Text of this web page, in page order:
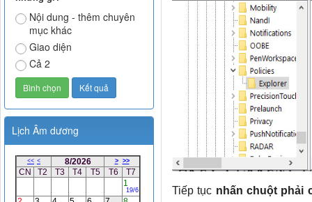
Tiếp tục nhấn chuột phải
Nội dung - thêm chuyên
mục khác
Giao diện
Cả 2
Lịch Âm dương